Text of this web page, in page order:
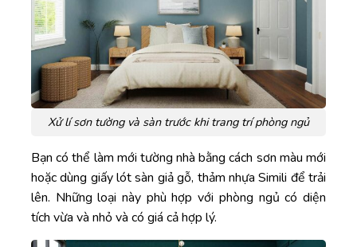
Xử lí sơn tường và sàn trước khi trang trí phòng ngủ
Bạn có thể làm mới tường nhà bằng cách sơn màu mới
hoặc dùng giấy lót sàn giả gỗ, thảm nhựa Simili để trải
lên. Những loại này phù hợp với phòng ngủ có diện
tích vừa và nhỏ và có giá cả hợp lý.